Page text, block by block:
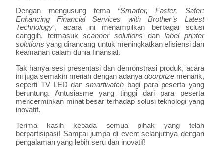
Dengan mengusung tema “Smarter, Faster, Safer:
Enhancing Financial Services with Brother’s Latest
Technology”, acara ini menampilkan berbagai solusi
canggih, termasukscanner solutions dan label printer
solutions yang dirancang untuk meningkatkan efisiensi dan
keamanan dalam dunia finansial.
Tak hanya sesi presentasi dan demonstrasi produk, acara
ini juga semakin meriah dengan adanyadoorprize menarik,
seperti TV LED dan smartwatch bagi para peserta yang
beruntung. Antusiasme yang tinggi dari para peserta
mencerminkan minat besar terhadap solusi teknologi yang
inovatif.
Terima kasih kepada semua pihak yang telah
berpartisipasi! Sampai jumpa di event selanjutnya dengan
pengalaman yang lebih seru dan inovatif!